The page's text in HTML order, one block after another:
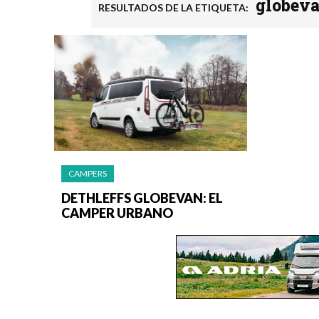
RESULTADOS DE LA ETIQUETA:
CAMPERS
DETHLEFFS GLOBEVAN: EL
CAMPER URBANO